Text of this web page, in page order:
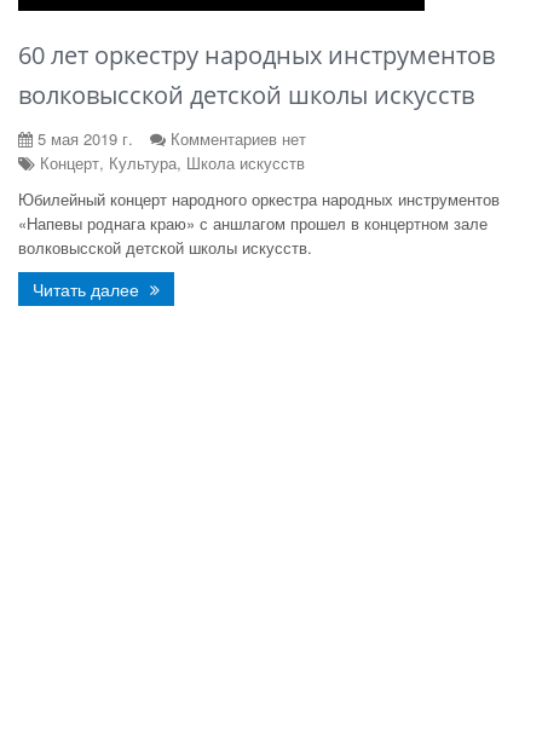
60 лет оркестру народных инструментов
волковысской детской школы искусств
5 мая 2019 г.
Комментариев нет
Концерт, Культура, Школа искусств
Юбилейный концерт народного оркестра народных инструментов
«Напевы роднага краю» с аншлагом прошел в концертном зале
волковысской детской школы искусств.
Читать далее